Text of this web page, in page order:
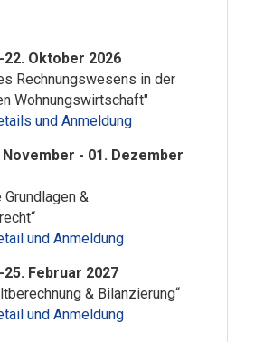
22. Oktober 2026
Rechnungswesens in der
Wohnungswirtschaft"
und Anmeldung
November - 01. Dezember
&
und Anmeldung
25. Februar 2027
& Bilanzierung“
und Anmeldung